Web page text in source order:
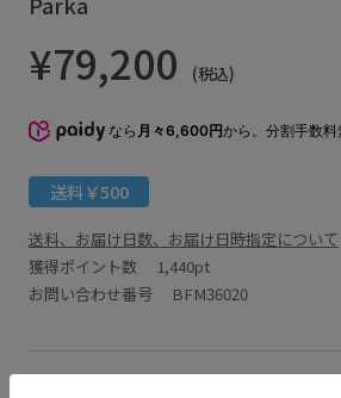
¥79,200 (税込)
なら 月々6,600円から。分割手数料
送料￥500
送料、お届け日数、お届け日時指定について
獲得ポイント数
1,440pt
お問い合わせ番号 BFM36020
アイテム説明